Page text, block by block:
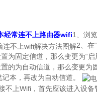
经常连不上路由器wifi1、浏
2、在
为固定信道，那么变更为“启
的为自动信道，那么变更为
本，再改为自动信道。
不上Wifi，首先应该进入设备